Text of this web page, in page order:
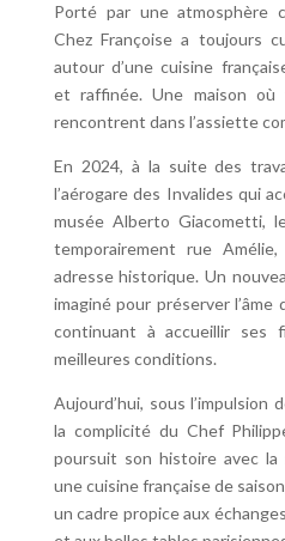
Porté par une atmosphère
Chez Françoise a toujours
autour d’une cuisine
et raffinée. Une maison
rencontrent dans l’assiette
En 2024, à la suite des
l’aérogare des Invalides qui
musée Alberto Giacometti,
temporairement rue
adresse historique. Un
imaginé pour préserver
continuant à accueillir ses
meilleures conditions.
Aujourd’hui, sous
la complicité du Chef
poursuit son histoire avec la
une cuisine française de
un cadre propice aux